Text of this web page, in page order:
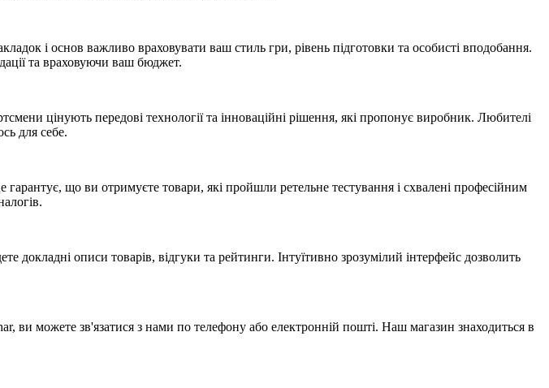
і основ важливо враховувати ваш стиль гри, рівень підготовки та особисті вподобання.
та враховуючи ваш бюджет.
цінують передові технології та інноваційні рішення, які пропонує виробник. Любителі
для себе.
що ви отримуєте товари, які пройшли ретельне тестування і схвалені професійним
описи товарів, відгуки та рейтинги. Інтуїтивно зрозумілий інтерфейс дозволить
можете зв'язатися з нами по телефону або електронній пошті. Наш магазин знаходиться в